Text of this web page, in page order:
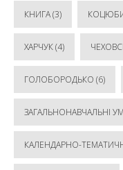
КНИГА(3)
ХАРЧУК(4)
ГОЛОБОРОДЬКО (6)
ЗАГАЛЬНОНАВЧАЛЬНІ
КАЛЕНДАРНО-